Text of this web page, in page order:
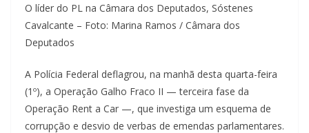
O líder do PL na Câmara dos Deputados, Sóstenes
Cavalcante – Foto: Marina Ramos / Câmara dos
Deputados
A Polícia Federal deflagrou, na manhã desta quarta-feira
(1º), a Operação Galho Fraco II — terceira fase da
Operação Rent a Car —, que investiga um esquema de
corrupção e desvio de verbas de emendas parlamentares.